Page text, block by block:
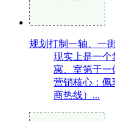
规划打制一轴、一
现实上是一个
寓、室第于一
营销核心：
商热线）...